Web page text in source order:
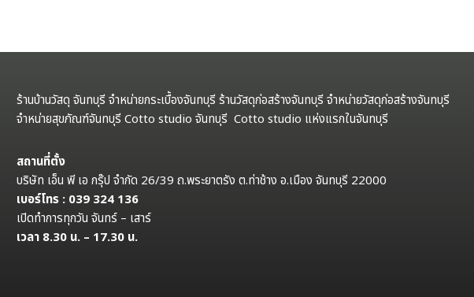
ร้านบ้านวัสดุ จันทบุรี จำหน่ายกระเบื้องจันทบุรี ร้านวัสดุก่อสร้างจันทบุรี จำหน่ายวัสดุก่อสร้างจันทบุรี
จำหน่ายสุขภัณฑ์จันทบุรี Cotto studio จันทบุรี Cotto studio แห่งแรกในจันทบุรี
สถานที่ตั้ง
บริษัท เอ็น พี เอ กรุ๊ป จำกัด 26/39 ถ.พระยาตรัง ต.ท่าช้าง อ.เมือง จันทบุรี 22000
เบอร์โทร : 039 324 136
เปิดทำการทุกวัน จันทร์ – เสาร์
เวลา 8.30 น. – 17.30 น.